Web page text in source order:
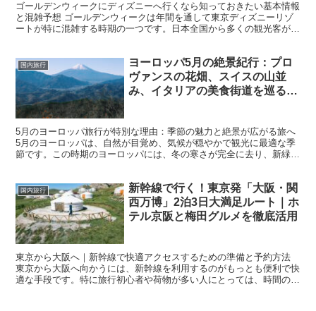
ゴールデンウィークにディズニーへ行くなら知っておきたい基本情報
と混雑予想 ゴールデンウィークは年間を通して東京ディズニーリゾ
ートが特に混雑する時期の一つです。日本全国から多くの観光客が集
国内旅行
ヨーロッパ5月の絶景紀行：プロ
ヴァンスの花畑、スイスの山並
み、イタリアの美食街道を巡る夢
5月のヨーロッパ旅行が特別な理由：季節の魅力と絶景が広がる旅へ
5月のヨーロッパは、自然が目覚め、気候が穏やかで観光に最適な季
節です。この時期のヨーロッパには、冬の寒さが完全に去り、新緑が
国内旅行
新幹線で行く！東京発「大阪・関
西万博」2泊3日大満足ルート｜ホ
テル京阪と梅田グルメを徹底活用
東京から大阪へ｜新幹線で快適アクセスするための準備と予約方法
東京から大阪へ向かうには、新幹線を利用するのがもっとも便利で快
適な手段です。特に旅行初心者や荷物が多い人にとっては、時間の正